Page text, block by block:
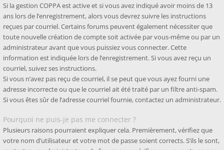
Si la gestion COPPA est active et si vous avez indiqué avoir moins de 13
ans lors de l’enregistrement, alors vous devrez suivre les instructions
reçues par courriel. Certains forums peuvent également nécessiter que
toute nouvelle création de compte soit activée par vous-même ou par un
administrateur avant que vous puissiez vous connecter. Cette
information est indiquée lors de l’enregistrement. Si vous avez reçu un
courriel, suivez ses instructions.
Si vous n’avez pas reçu de courriel, il se peut que vous ayez fourni une
adresse incorrecte ou que le courriel ait été traité par un filtre anti-spam.
Si vous êtes sûr de l’adresse courriel fournie, contactez un administrateur.
Pourquoi ne puis-je pas me connecter ?
Plusieurs raisons pourraient expliquer cela. Premièrement, vérifiez que
votre nom d’utilisateur et votre mot de passe soient corrects. S’ils le sont,